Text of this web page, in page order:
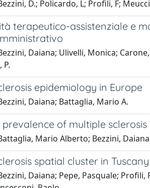
D.; Policardo, L; Profili, F;
terapeutico-assistenziale e
Daiana; Ulivelli, Monica;
P.
epidemiology in Europe
Daiana; Battaglia, Mario A.
of multiple sclerosis
Mario Alberto; Bezzini, Daiana
spatial cluster in Tuscany
Daiana; Pepe, Pasquale;